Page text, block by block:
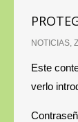
NOTICIAS,
Este
verlo